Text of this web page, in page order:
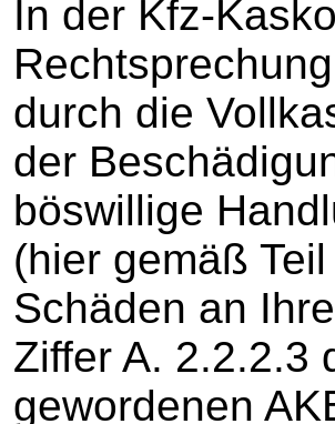
In der Kfz-
durch die
der
böswillige
(hier gemäß
Schäden an
Ziffer A. 2.2.2.3
gewordenen